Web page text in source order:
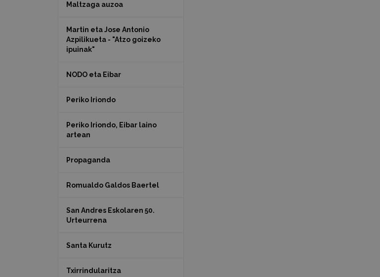
Maltzaga auzoa
Martin eta Jose Antonio
Azpilikueta - "Atzo goizeko
ipuinak"
NODO eta Eibar
Periko Iriondo
Periko Iriondo, Eibar laino
artean
Propaganda
Romualdo Galdos Baertel
San Andres Eskolaren 50.
Urteurrena
Santa Kurutz
Txirrindularitza